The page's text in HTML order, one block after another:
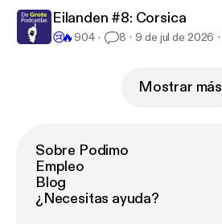
Eilanden #8: Corsica
😢🔥 904 8 9 de jul de 2026
Mostrar más
Sobre Podimo
Empleo
Blog
¿Necesitas ayuda?